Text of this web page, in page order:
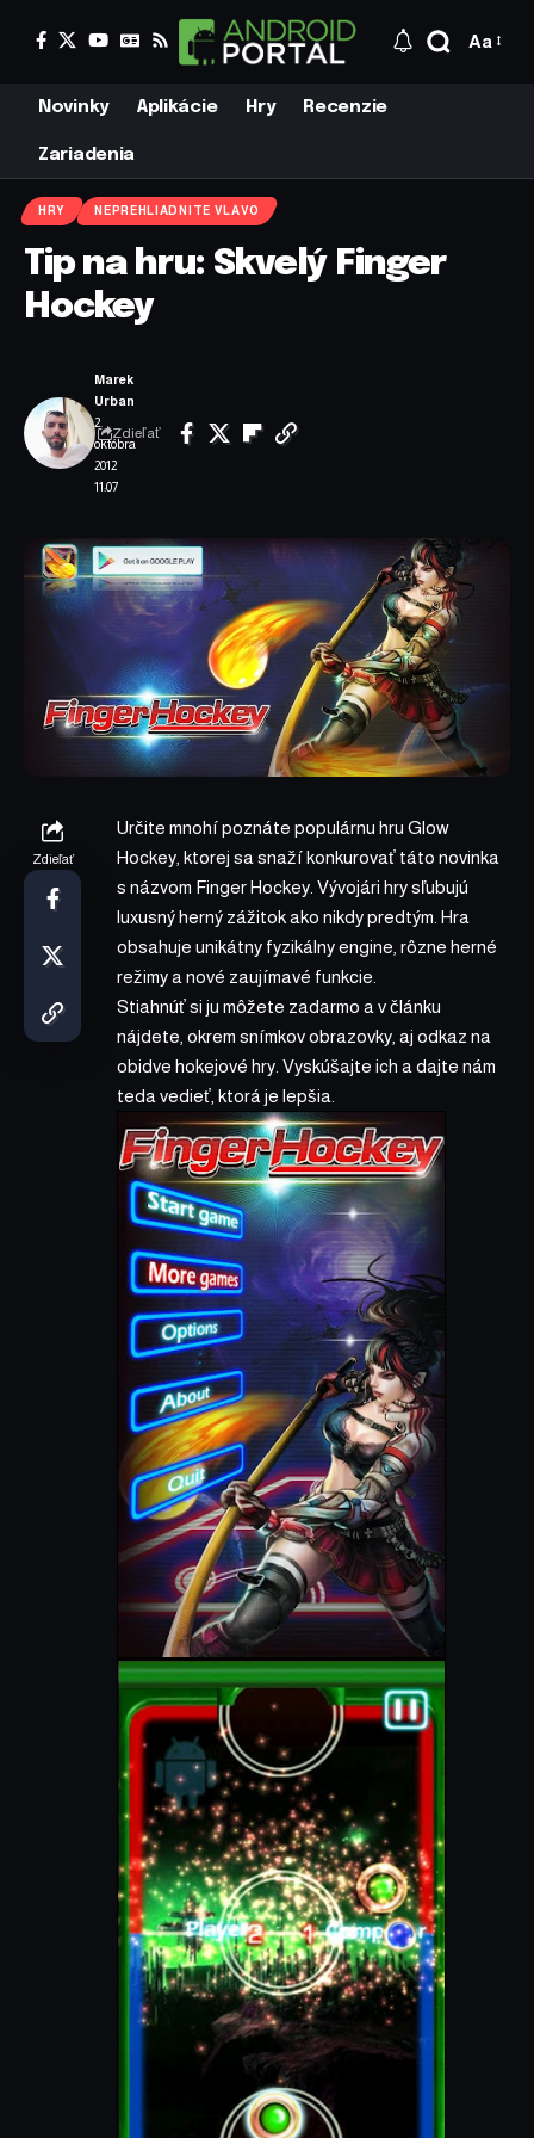
Aa
Novinky Aplikácie Hry Recenzie
Zariadenia
HRY NEPREHLIADNITE VLAVO
Tip na hru: Skvelý Finger
Hockey
2.
októbra
2012
11:07
Marek
Urban
Zdieľať
Zdieľať
Určite mnohí poznáte populárnu hru Glow
Hockey, ktorej sa snaží konkurovať táto novinka
s názvom Finger Hockey. Vývojári hry sľubujú
luxusný herný zážitok ako nikdy predtým. Hra
obsahuje unikátny fyzikálny engine, rôzne herné
režimy a nové zaujímavé funkcie.
Stiahnúť si ju môžete zadarmo a v článku
nájdete, okrem snímkov obrazovky, aj odkaz na
obidve hokejové hry. Vyskúšajte ich a dajte nám
teda vedieť, ktorá je lepšia.